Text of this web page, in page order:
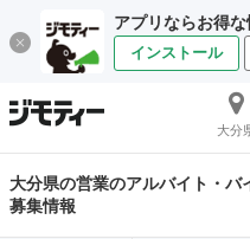
アプリならお得
インストール
大分
大分県の営業のアルバイト・バ
募集情報